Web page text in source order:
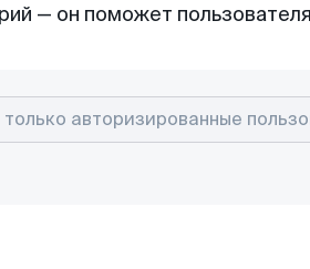
— он поможет